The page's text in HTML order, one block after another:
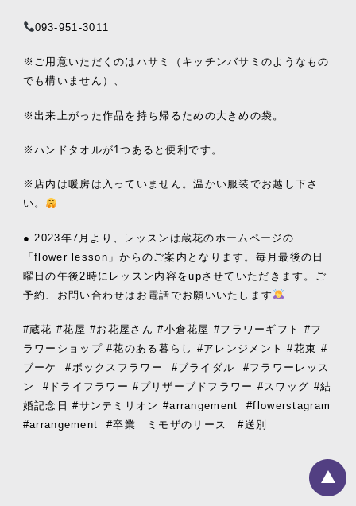
093-951-3011
※ご用意いただくのはハサミ（キッチンバサミのようなもの
でも構いません）、
※出来上がった作品を持ち帰るための大きめの袋。
※ハンドタオルが1つあると便利です。
※店内は暖房は入っていません。温かい服装でお越し下さ
い。
● 2023年7月より、レッスンは蔵花のホームページの
「flower lesson」からのご案内となります。毎月最後の日
曜日の午後2時にレッスン内容をupさせていただきます。ご
予約、お問い合わせはお電話でお願いいたします
#蔵花 #花屋 #お花屋さん #小倉花屋 #フラワーギフト #フ
ラワーショップ #花のある暮らし #アレンジメント #花束 #
ブーケ
#ボックスフラワー #ブライダル
#フラワーレッス
ン
#ドライフラワー #プリザーブドフラワー #スワッグ #結
婚記念日 #サンテミリオン #arrangement
#flowerstagram
#arrangement
#卒業 ミモザのリース #送別